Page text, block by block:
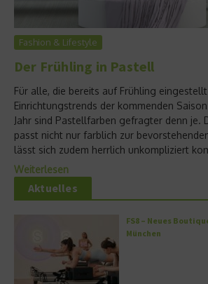
Fashion & Lifestyle
Der Frühling in Pastell
Für alle, die bereits auf Frühling
Einrichtungstrends der kommenden
Jahr sind Pastellfarben gefragter denn je.
passt nicht nur farblich zur
lässt sich zudem herrlich unkompliziert
Weiterlesen
Aktuelles
FS8 – Neues
München